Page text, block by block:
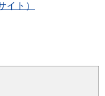
イト）